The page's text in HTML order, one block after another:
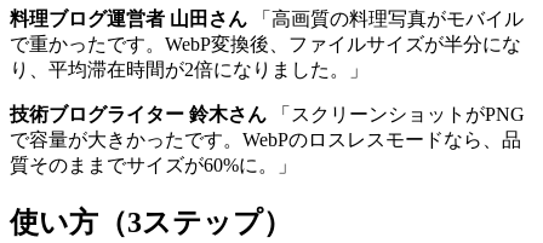
料理ブログ運営者 山田さん 「高画質の料理写真がモバイル
で重かったです。WebP変換後、ファイルサイズが半分にな
り、平均滞在時間が2倍になりました。」
技術ブログライター 鈴木さん 「スクリーンショットがPNG
で容量が大きかったです。WebPのロスレスモードなら、品
質そのままでサイズが60%に。」
使い方（3ステップ）